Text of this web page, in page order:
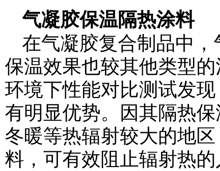
气凝胶保温隔热涂料
在气凝胶复合制品中
保温效果也较其他类型
环境下性能对比测试发
有明显优势。因其隔热
冬暖等热辐射较大的地
料，可有效阻止辐射热